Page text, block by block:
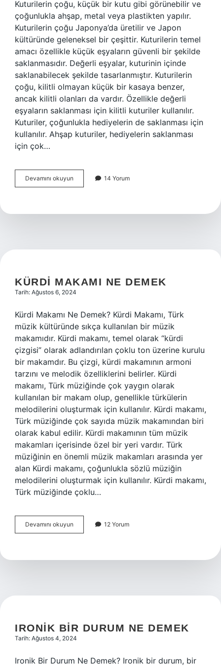
Kuturilerin çoğu, küçük bir kutu gibi görünebilir ve
çoğunlukla ahşap, metal veya plastikten yapılır.
Kuturilerin çoğu Japonya’da üretilir ve Japon
kültüründe geleneksel bir çeşittir. Kuturilerin temel
amacı özellikle küçük eşyaların güvenli bir şekilde
saklanmasıdır. Değerli eşyalar, kuturinin içinde
saklanabilecek şekilde tasarlanmıştır. Kuturilerin
çoğu, kilitli olmayan küçük bir kasaya benzer,
ancak kilitli olanları da vardır. Özellikle değerli
eşyaların saklanması için kilitli kuturiler kullanılır.
Kuturiler, çoğunlukla hediyelerin de saklanması için
kullanılır. Ahşap kuturiler, hediyelerin saklanması
için çok…
Devamını okuyun
ne
14 Yorum
KÜRDI MAKAMI NE DEMEK
Tarih: Ağustos 6, 2024
Kürdi Makamı Ne Demek? Kürdi Makamı, Türk
müzik kültüründe sıkça kullanılan bir müzik
makamıdır. Kürdi makamı, temel olarak “kürdi
çizgisi” olarak adlandırılan çoklu ton üzerine kurulu
bir makamdır. Bu çizgi, kürdi makamının armoni
tarzını ve melodik özelliklerini belirler. Kürdi
makamı, Türk müziğinde çok yaygın olarak
kullanılan bir makam olup, genellikle türkülerin
melodilerini oluşturmak için kullanılır. Kürdi makamı,
Türk müziğinde çok sayıda müzik makamından biri
olarak kabul edilir. Kürdi makamının tüm müzik
makamları içerisinde özel bir yeri vardır. Türk
müziğinin en önemli müzik makamları arasında yer
alan Kürdi makamı, çoğunlukla sözlü müziğin
melodilerini oluşturmak için kullanılır. Kürdi makamı,
Türk müziğinde çoklu…
Devamını okuyun
makamı
12 Yorum
IRONIK BIR DURUM NE DEMEK
Tarih: Ağustos 4, 2024
Ironik Bir Durum Ne Demek? Ironik bir durum, bir